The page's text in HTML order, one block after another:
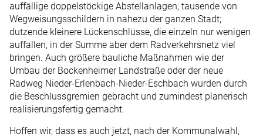
auffällige doppelstöckige Abstellanlagen; tausende von
Wegweisungsschildern in nahezu der ganzen Stadt;
dutzende kleinere Lückenschlüsse, die einzeln nur wenigen
auffallen, in der Summe aber dem Radverkehrsnetz viel
bringen. Auch größere bauliche Maßnahmen wie der
Umbau der Bockenheimer Landstraße oder der neue
Radweg Nieder-Erlenbach-Nieder-Eschbach wurden durch
die Beschlussgremien gebracht und zumindest planerisch
realisierungsfertig gemacht.
Hoffen wir, dass es auch jetzt, nach der Kommunalwahl,